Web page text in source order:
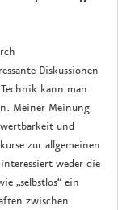
Diskussionen
kann man
Meiner Meinung
und
zur allgemeinen
weder die
„selbstlos“ ein
zwischen